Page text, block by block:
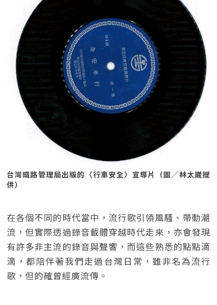
台灣鐵路管理局出版的〈行車安全〉宣導片（圖／林太崴提
供）
在各個不同的時代當中，流行歌引領風騷、帶動潮
流，但實際透過錄音載體穿越時代走來，亦會發現
有許多非主流的錄音與聲響，而這些熟悉的點點滴
滴，都陪伴著我們走過台灣日常，雖非名為流行
歌，但的確曾經廣流傳。